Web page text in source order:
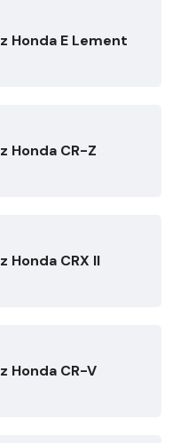
Honda E Lement
Honda CR-Z
CRX II
Honda CR-V